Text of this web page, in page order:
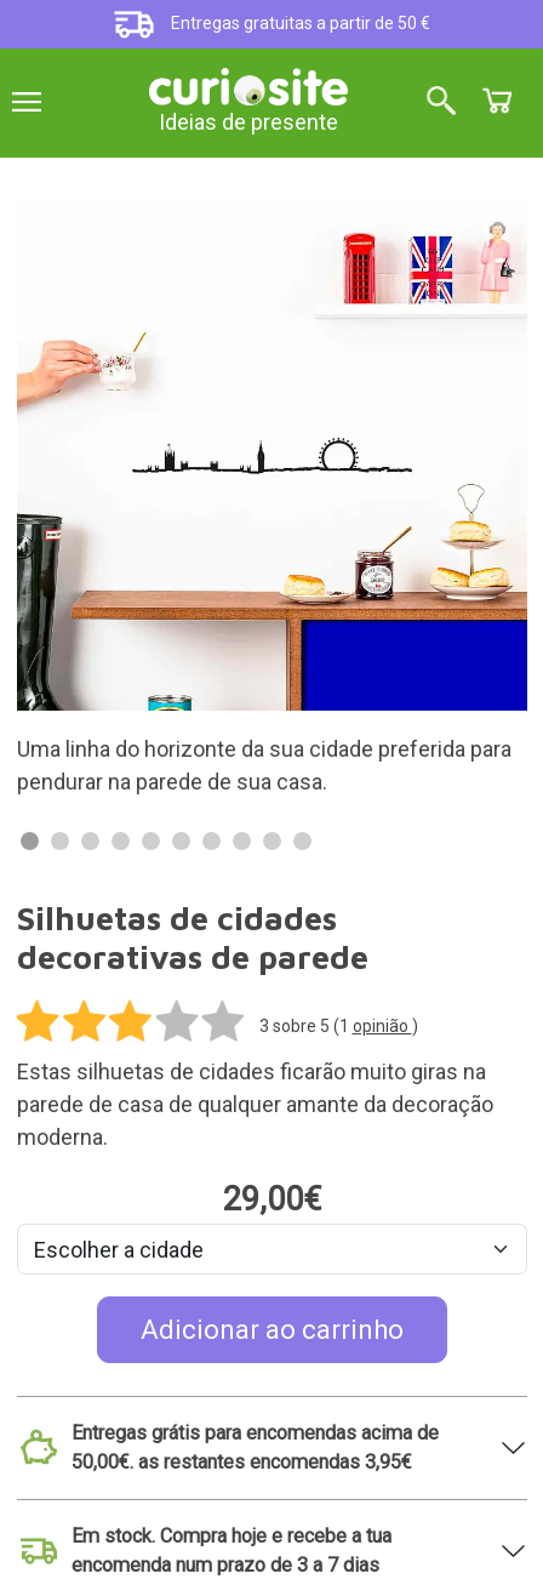
Entregas gratuitas a partir de 50 €
Ideias de presente
para Disponível em 5 cidades diferentes à
Silhuetas de cidades
decorativas de parede
3 sobre 5 (1 opinião )
Estas silhuetas de cidades ficarão muito giras na
parede de casa de qualquer amante da decoração
moderna.
29,00€
Adicionar ao carrinho
Entregas grátis para encomendas acima de
50,00€. as restantes encomendas 3,95€
Em stock. Compra hoje e recebe a tua
encomenda num prazo de 3 a 7 dias